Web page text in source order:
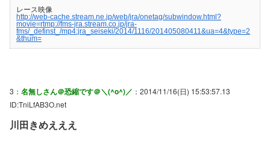
レース映像
http://web-cache.stream.ne.jp/web/jra/onetag/subwindow.html?
movie=rtmp://fms-jra.stream.co.jp/jra-
fms/_definst_/mp4:jra_seiseki/2014/1116/201405080411&ua=4&type=2
&thum=
3： 名無しさん＠恐縮です＠＼(^o^)／ ：2014/11/16(日) 15:53:57.13
ID:TniLfAB3O.net
川田きめえええ